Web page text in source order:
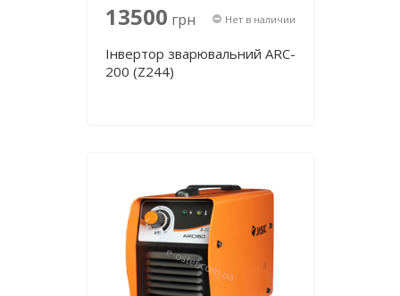
13500 грн Нет в наличии
Інвертор зварювальний ARC-
200 (Z244)